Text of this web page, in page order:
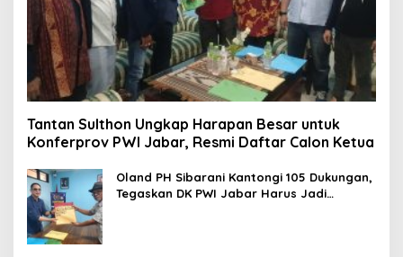
Tantan Sulthon Ungkap Harapan Besar untuk
Konferprov PWI Jabar, Resmi Daftar Calon Ketua
Oland PH Sibarani Kantongi 105 Dukungan,
Tegaskan DK PWI Jabar Harus Jadi